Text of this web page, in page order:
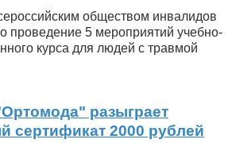
обществом инвалидов
проведение 5 мероприятий учебно-
курса для людей с травмой
разыграет
сертификат 2000 рублей